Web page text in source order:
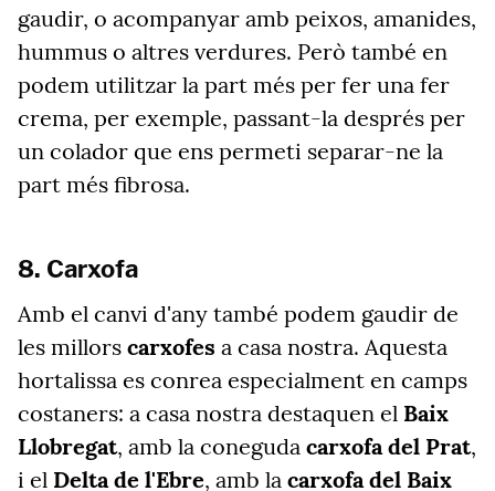
gaudir, o acompanyar amb peixos, amanides,
hummus o altres verdures. Però també en
podem utilitzar la part més per fer una fer
crema, per exemple, passant-la després per
un colador que ens permeti separar-ne la
part més fibrosa.
8. Carxofa
Amb el canvi d'any també podem gaudir de
les millors carxofes a casa nostra. Aquesta
hortalissa es conrea especialment en camps
costaners: a casa nostra destaquen el Baix
Llobregat, amb la coneguda carxofa del Prat,
i el Delta de l'Ebre, amb la carxofa del Baix